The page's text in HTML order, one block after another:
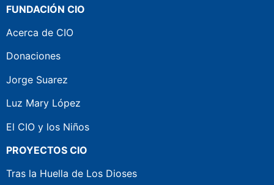
FUNDACIÓN CIO
Acerca de CIO
Donaciones
Jorge Suarez
Luz Mary López
El CIO y los Niños
PROYECTOS CIO
Tras la Huella de Los Dioses